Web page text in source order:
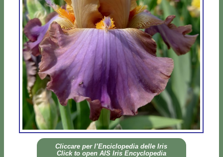
Clic­ca­re per l’En­ci­clo­pe­dia del­le Iris
Click to open AIS Iris En­cy­clo­pe­dia